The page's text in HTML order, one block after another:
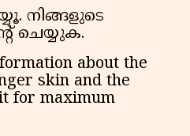
നിങ്ങളുടെ
ചെയ്യുക.
about the
skin and the
for maximum